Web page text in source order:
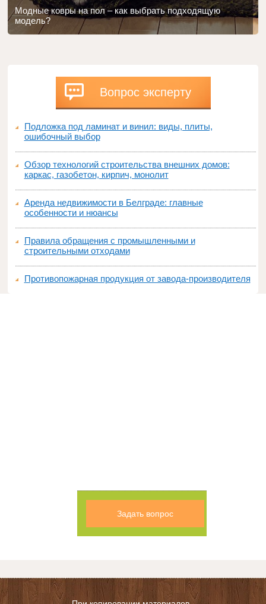
Модные ковры на пол – как выбрать подходящую
модель?
Вопрос эксперту
Подложка под ламинат и винил: виды, плиты,
ошибочный выбор
Обзор технологий строительства внешних домов:
каркас, газобетон, кирпич, монолит
Аренда недвижимости в Белграде: главные
особенности и нюансы
Правила обращения с промышленными и
строительными отходами
Противопожарная продукция от завода-производителя
Задать вопрос